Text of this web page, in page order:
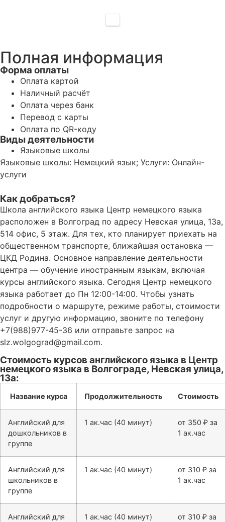
Полная информация
Форма оплаты
Оплата картой
Наличный расчёт
Оплата через банк
Перевод с карты
Оплата по QR-коду
Виды деятельности
Языковые школы
Языковые школы: Немецкий язык; Услуги: Онлайн-
услуги
Как добраться?
Школа английского языка Центр немецкого языка
расположен в Волгоград по адресу Невская улица, 13а,
514 офис, 5 этаж. Для тех, кто планирует приехать на
общественном транспорте, ближайшая остановка —
ЦКД Родина. Основное направление деятельности
центра — обучение иностранным языкам, включая
курсы английского языка. Сегодня Центр немецкого
языка работает до Пн 12:00-14:00. Чтобы узнать
подробности о маршруте, режиме работы, стоимости
услуг и другую информацию, звоните по телефону
+7(988)977-45-36 или отправьте запрос на
slz.wolgograd@gmail.com.
Стоимость курсов английского языка в Центр
немецкого языка в Волгограде, Невская улица,
13а:
Название курса Продолжительность Стоимость
Английский для
дошкольников в
группе
1 ак.час (40 минут)
от 350 ₽ за
1 ак.час
Английский для
школьников в
группе
1 ак.час (40 минут)
от 310 ₽ за
1 ак.час
Английский для
1 ак.час (40 минут)
от 310 ₽ за